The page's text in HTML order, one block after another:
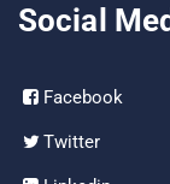
Social
Facebook
Twitter